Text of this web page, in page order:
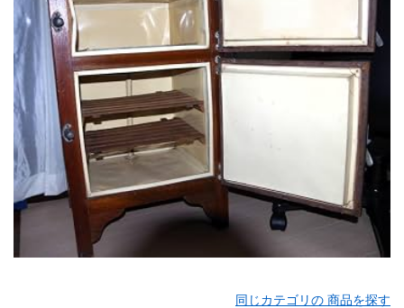
同じカテゴリの 商品を探す